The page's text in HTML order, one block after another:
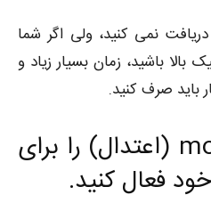
نمی کنید، ولی اگر شما
باشید، زمان بسیار زیاد و
باید صرف کنید.
قابلیت moderation (اعتدال) را برای
فعال کنید.